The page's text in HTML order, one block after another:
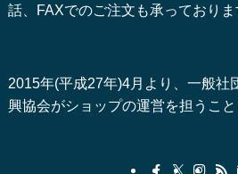
話、FAXでのご注文も承っておりま
2015年(平成27年)4月より、一般社
興協会がショップの運営を担うこと